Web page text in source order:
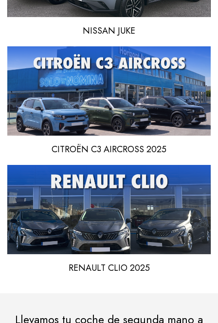
NISSAN JUKE
CITROËN C3 AIRCROSS 2025
RENAULT CLIO 2025
Llevamos tu coche de segunda mano a